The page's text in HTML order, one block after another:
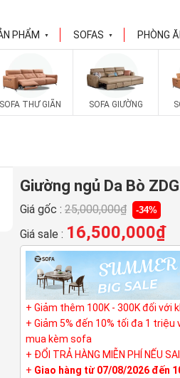
PHẨM ▼ SOFAS ▼ PHÒNG
SOFA THƯ GIÃN SOFA GIƯỜNG
Giường ngủ Da Bò
Giá gốc : 25,000,000₫ -34%
Giá sale : 16,500,000₫
+ Giảm thêm 100K - 300K đối
+ Giảm 5% đến 10% tối đa 1 triệu
mua kèm sofa
+ ĐỔI TRẢ HÀNG MIỄN PHÍ NẾU
+ Giao hàng từ 07/08/2026 đến